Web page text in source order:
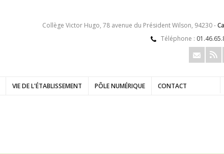
Collège Victor Hugo, 78 avenue du Président Wilson, 94230 -
Téléphone :
VIE DE L'ÉTABLISSEMENT PÔLE NUMÉRIQUE CONTACT